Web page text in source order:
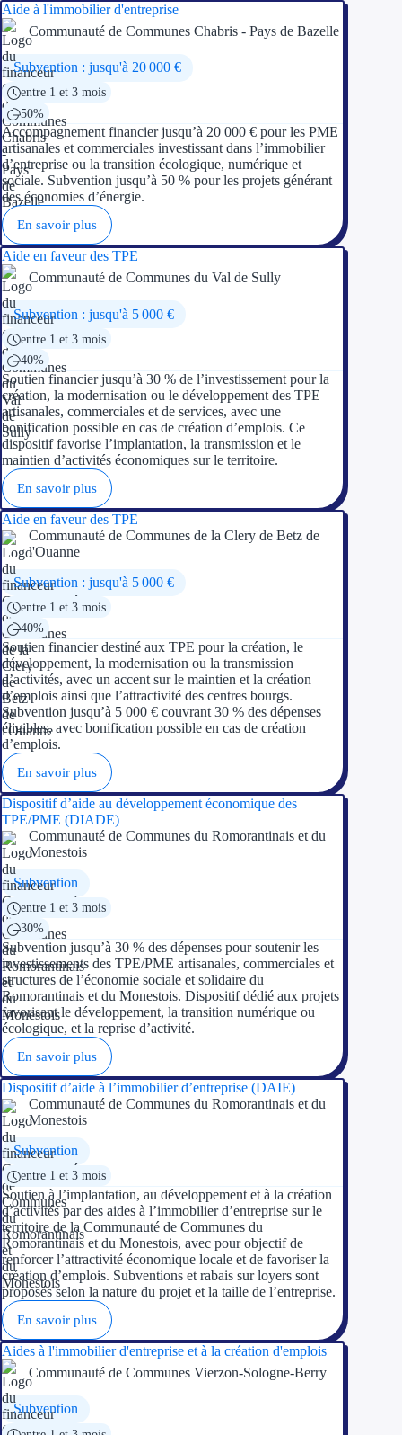
Aide à l'immobilier d'entreprise
Communauté de Communes Chabris - Pays de Bazelle
Subvention : jusqu'à 20 000 €
entre 1 et 3 mois
50%
Accompagnement financier jusqu’à 20 000 € pour les PME
artisanales et commerciales investissant dans l’immobilier
d’entreprise ou la transition écologique, numérique et
sociale. Subvention jusqu’à 50 % pour les projets générant
des économies d’énergie.
En savoir plus
Aide en faveur des TPE
Communauté de Communes du Val de Sully
Subvention : jusqu'à 5 000 €
entre 1 et 3 mois
40%
Soutien financier jusqu’à 30 % de l’investissement pour la
création, la modernisation ou le développement des TPE
artisanales, commerciales et de services, avec une
bonification possible en cas de création d’emplois. Ce
dispositif favorise l’implantation, la transmission et le
maintien d’activités économiques sur le territoire.
En savoir plus
Aide en faveur des TPE
Communauté de Communes de la Clery de Betz de
l'Ouanne
Subvention : jusqu'à 5 000 €
entre 1 et 3 mois
40%
Soutien financier destiné aux TPE pour la création, le
développement, la modernisation ou la transmission
d’activités, avec un accent sur le maintien et la création
d’emplois ainsi que l’attractivité des centres bourgs.
Subvention jusqu’à 5 000 € couvrant 30 % des dépenses
éligibles, avec bonification possible en cas de création
d’emplois.
En savoir plus
Dispositif d’aide au développement économique des
TPE/PME (DIADE)
Communauté de Communes du Romorantinais et du
Monestois
Subvention
entre 1 et 3 mois
30%
Subvention jusqu’à 30 % des dépenses pour soutenir les
investissements des TPE/PME artisanales, commerciales et
structures de l’économie sociale et solidaire du
Romorantinais et du Monestois. Dispositif dédié aux projets
favorisant le développement, la transition numérique ou
écologique, et la reprise d’activité.
En savoir plus
Dispositif d’aide à l’immobilier d’entreprise (DAIE)
Communauté de Communes du Romorantinais et du
Monestois
Subvention
entre 1 et 3 mois
Soutien à l’implantation, au développement et à la création
d’activités par des aides à l’immobilier d’entreprise sur le
territoire de la Communauté de Communes du
Romorantinais et du Monestois, avec pour objectif de
renforcer l’attractivité économique locale et de favoriser la
création d’emplois. Subventions et rabais sur loyers sont
proposés selon la nature du projet et la taille de l’entreprise.
En savoir plus
Aides à l'immobilier d'entreprise et à la création d'emplois
Communauté de Communes Vierzon-Sologne-Berry
Subvention